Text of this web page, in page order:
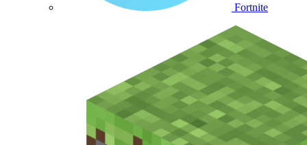
Fortnite